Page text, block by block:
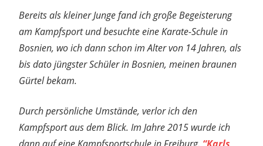
Bereits als kleiner Junge fand ich große Begeisterung
am Kampfsport und besuchte eine Karate-Schule in
Bosnien, wo ich dann schon im Alter von 14 Jahren, als
bis dato jüngster Schüler in Bosnien, meinen braunen
Gürtel bekam.
Durch persönliche Umstände, verlor ich den
Kampfsport aus dem Blick. Im Jahre 2015 wurde ich